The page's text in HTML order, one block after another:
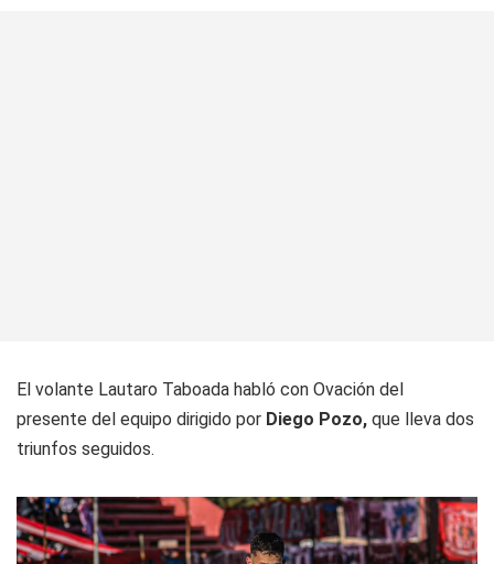
El volante Lautaro Taboada habló con Ovación del
presente del equipo dirigido por Diego Pozo, que lleva dos
triunfos seguidos.